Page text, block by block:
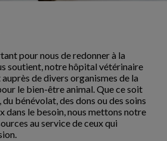
pour nous de redonner à la
soutient, notre hôpital vétérinaire
de divers organismes de la
le bien-être animal. Que ce soit
bénévolat, des dons ou des soins
dans le besoin, nous mettons notre
au service de ceux qui